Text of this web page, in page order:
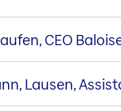
CEO
Lausen,